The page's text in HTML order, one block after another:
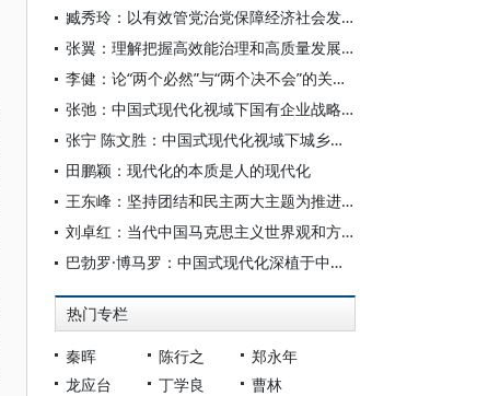
臧秀玲：以有效管党治党保障经济社会发展的历程与经验
张翼：理解把握高效能治理和高质量发展的有机结合
李健：论“两个必然”与“两个决不会”的关系——基于跨越资本主义制度“卡夫丁峡谷”设想的反思
张弛：中国式现代化视域下国有企业战略使命的历史演进、理论逻辑和时代要求
张宁 陈文胜：中国式现代化视域下城乡融合的制度创新与治理逻辑
田鹏颖：现代化的本质是人的现代化
王东峰：坚持团结和民主两大主题为推进中国式现代化广泛凝心聚力
刘卓红：当代中国马克思主义世界观和方法论的三维创新
巴勃罗·博马罗：中国式现代化深植于中国共产党的系统性规划与全方位治理实践
热门专栏
秦晖 陈行之
郑永年
龙应台
丁学良
曹林